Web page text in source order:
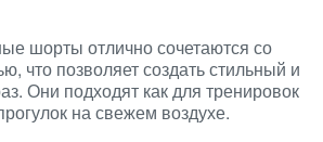
шорты отлично сочетаются со
что позволяет создать стильный и
Они подходят как для тренировок
на свежем воздухе.